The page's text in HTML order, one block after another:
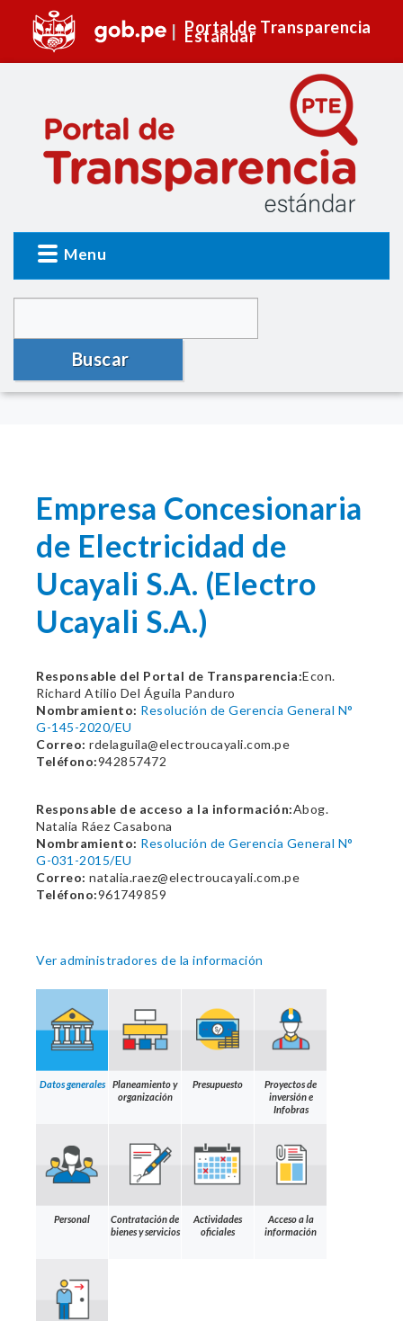
Portal de Transparencia
Estándar
Menu
Buscar
Empresa Concesionaria
de Electricidad de
Ucayali S.A. (Electro
Ucayali S.A.)
Responsable del Portal de Transparencia:Econ.
Richard Atilio Del Águila Panduro
Nombramiento: Resolución de Gerencia General N°
G-145-2020/EU
Correo: rdelaguila@electroucayali.com.pe
Teléfono:942857472
Responsable de acceso a la información:Abog.
Natalia Ráez Casabona
Nombramiento: Resolución de Gerencia General N°
G-031-2015/EU
Correo: natalia.raez@electroucayali.com.pe
Teléfono:961749859
Ver administradores de la información
Datos generales
Planeamiento y
organización
Presupuesto
Proyectos de
inversión e
Infobras
Personal
Contratación de
bienes y servicios
Actividades
oficiales
Acceso a la
información